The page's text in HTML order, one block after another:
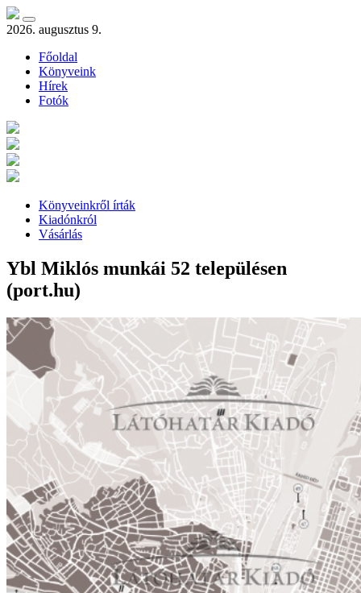
2026. augusztus 9.
Főoldal
Könyveink
Hírek
Fotók
Könyveinkről írták
Kiadónkról
Vásárlás
Ybl Miklós munkái 52 településen
(port.hu)